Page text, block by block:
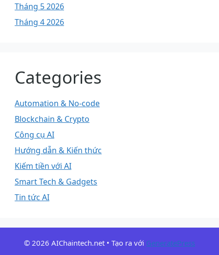
Tháng 5 2026
Tháng 4 2026
Categories
Automation & No-code
Blockchain & Crypto
Công cụ AI
Hướng dẫn & Kiến thức
Kiếm tiền với AI
Smart Tech & Gadgets
Tin tức AI
© 2026 AIChaintech.net • Tạo ra với GeneratePress